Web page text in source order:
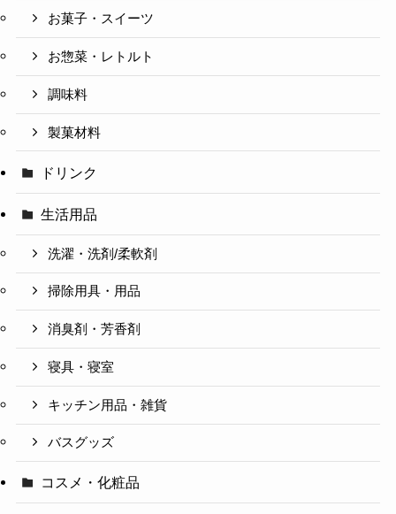
お菓子・スイーツ
お惣菜・レトルト
調味料
製菓材料
ドリンク
生活用品
洗濯・洗剤/柔軟剤
掃除用具・用品
消臭剤・芳香剤
寝具・寝室
キッチン用品・雑貨
バスグッズ
コスメ・化粧品